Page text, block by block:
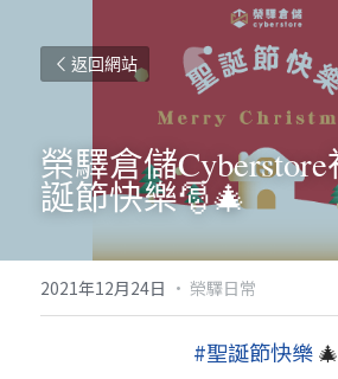
返回網站
榮驛倉儲
誕節快樂🎅🎄
2021年12月24日 · 榮驛日常
#聖誕節快樂 🎄